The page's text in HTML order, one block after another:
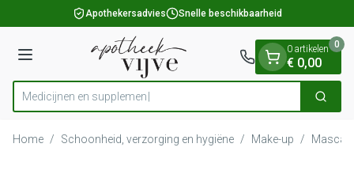
Ga naar de inhoudApothekersadvies Snelle beschikbaarheid
Menu
Product, merk, categorie...
Medicij Zoek
0 artikelen
€ 0,00
0
Home / Schoonheid, verzorging en hygiëne / Make-up /